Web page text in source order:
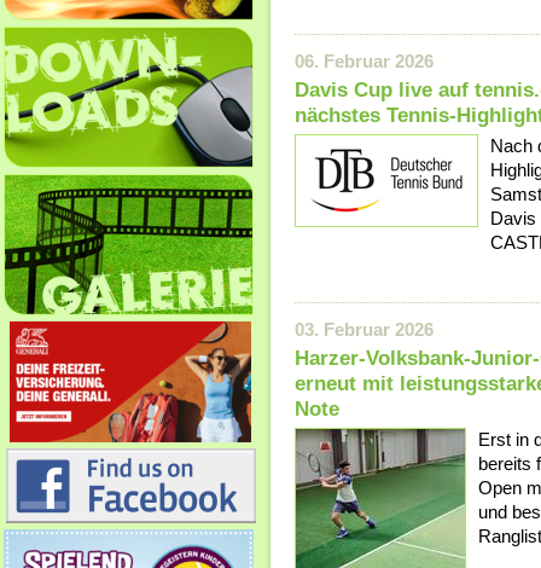
06. Februar 2026
Davis Cup live auf
nächstes Tennis-
Nach
Davis
03. Februar 2026
Harzer-Volksbank-
erneut mit
Note
Erst in
bereits
Open
und